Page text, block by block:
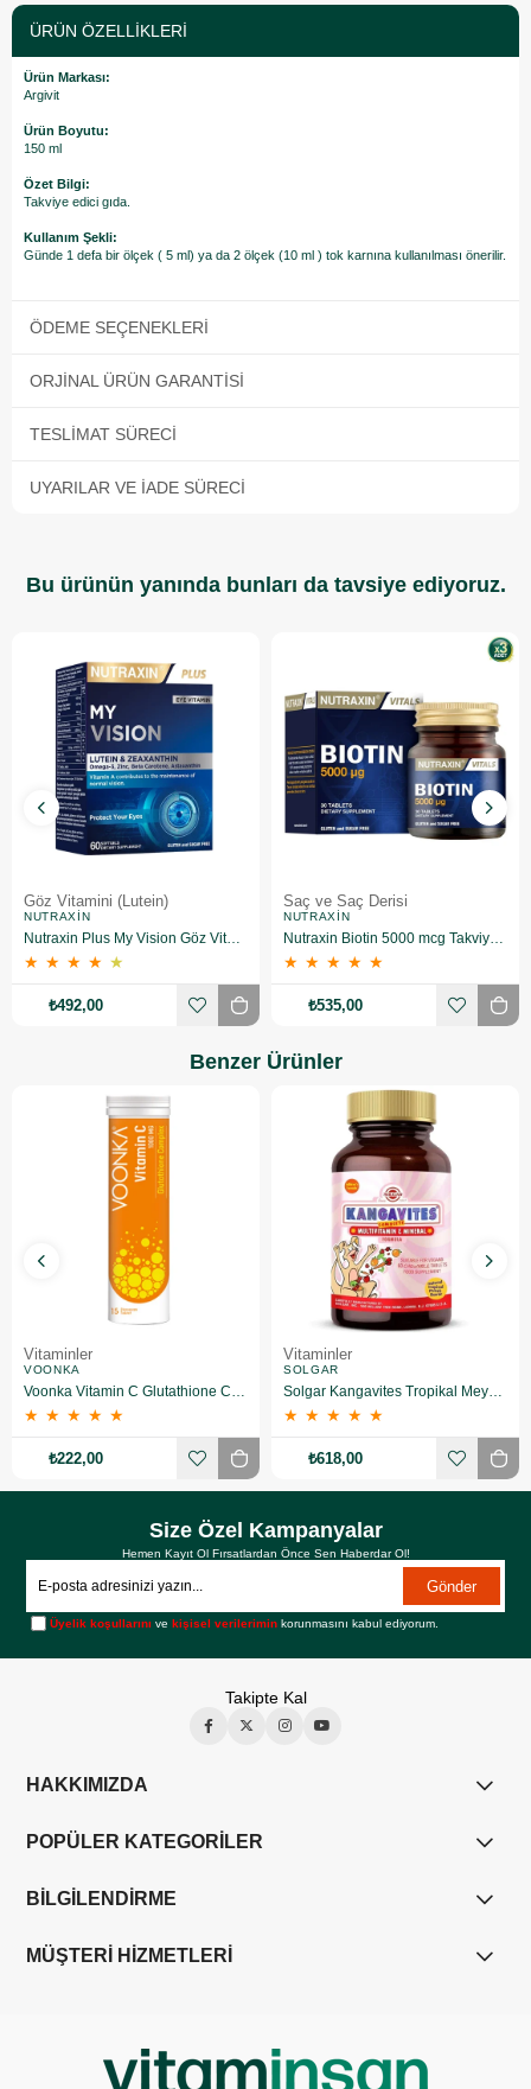
ÜRÜN ÖZELLIKLERI
Ürün Markası:
Argivit
Ürün Boyutu:
150 ml
Özet Bilgi:
Takviye edici gıda.
Kullanım Şekli:
Günde 1 defa bir ölçek ( 5 ml) ya da 2 ölçek (10 ml ) tok karnına kullanılması önerilir.
ÖDEME SEÇENEKLERI
ORJINAL ÜRÜN GARANTISI
TESLIMAT SÜRECI
UYARILAR VE İADE SÜRECI
Bu ürünün yanında bunları da tavsiye ediyoruz.
Göz Vitamini (Lutein)
NUTRAXIN
Nutraxin Plus My Vision Göz Vitamini Lutein Zeaksantin 60 Kapsül
★ ★ ★ ★ ★
₺492,00
Saç ve Saç Derisi
NUTRAXIN
Nutraxin Biotin 5000 mcg Takviye Edici Gıda 30 Tablet 3 Adet
★ ★ ★ ★ ★
₺535,00
Benzer Ürünler
Vitaminler
VOONKA
Voonka Vitamin C Glutathione Complex Efervesan 15 Tablet
★ ★ ★ ★ ★
₺222,00
Vitaminler
SOLGAR
Solgar Kangavites Tropikal Meyve Aromalı 60 Tablet
★ ★ ★ ★ ★
₺618,00
Size Özel Kampanyalar
Hemen Kayıt Ol Fırsatlardan Önce Sen Haberdar Ol!
Gönder
Üyelik koşullarını vekişisel verilerimin korunmasını kabul ediyorum.
Takipte Kal
HAKKIMIZDA
POPÜLER KATEGORİLER
BİLGİLENDİRME
MÜŞTERİ HİZMETLERİ